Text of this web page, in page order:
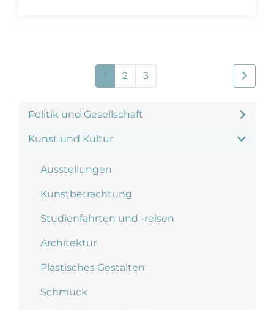
Politik und Gesellschaft
Kunst und Kultur
Ausstellungen
Kunstbetrachtung
Studienfahrten und -reisen
Architektur
Plastisches Gestalten
Schmuck
1 2 3